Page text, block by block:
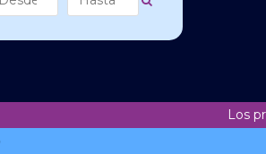
Parlantes
Mouse Oficina
SOPORTES
Los